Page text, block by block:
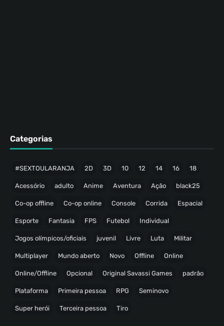
Categorias
#SEXTOULARANJA 2D 3D 10 12 14 16 18
Acessório adulto Anime Aventura Ação black25
Co-op offline Co-op online Console Corrida Espacial
Esporte Fantasia FPS Futebol Individual
Jogos olímpicos/oficiais juvenil Livre Luta Militar
Multiplayer Mundo aberto Novo Offline Online
Online/Offline Opcional Original Savassi Games padrão
Plataforma Primeira pessoa RPG Seminovo
Super herói Terceira pessoa Tiro